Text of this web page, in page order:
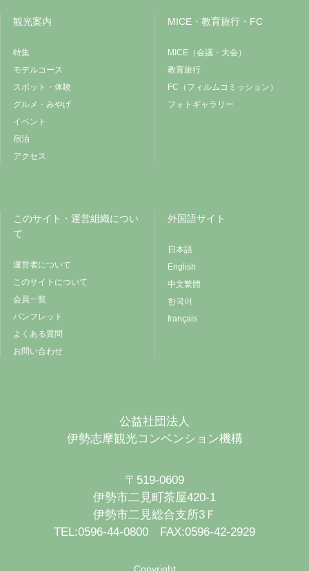
観光案内
特集
モデルコース
スポット・体験
グルメ・みやげ
イベント
宿泊
アクセス
MICE・教育旅行・FC
MICE（会議・大会）
教育旅行
FC（フィルムコミッション）
フォトギャラリー
このサイト・運営組織につい
て
運営者について
このサイトについて
会員一覧
パンフレット
よくある質問
お問い合わせ
外国語サイト
日本語
English
中文繁體
한국어
français
公益社団法人
伊勢志摩観光コンベンション機構
〒519-0609
伊勢市二見町茶屋420-1
伊勢市二見総合支所3Ｆ
TEL:0596-44-0800 FAX:0596-42-2929